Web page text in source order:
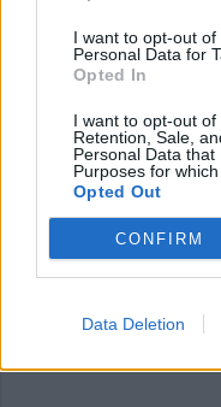
I want to opt-out
Personal Data for
Opted In
I want to opt-out of
Retention, Sale,
Personal Data
Purposes for
Opted Out
CONFIRM
Data Deletion
di VareseNews.it, che rimane
commenti non sono testi
possono essere
che includano uno o più link a